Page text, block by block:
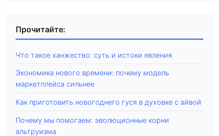
Прочитайте:
Что такое ханжество: суть и истоки явления
Экономика нового времени: почему модель
маркетплейса сильнее
Как приготовить новогоднего гуся в духовке с айвой
Почему мы помогаем: эволюционные корни
альтруизма